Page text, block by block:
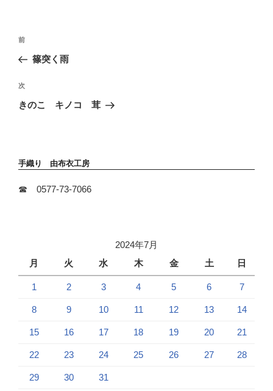
稿
ナ
ゲ
ー
前
の
稿
前
篠突く雨
次
の
次
きのこ キノコ 茸
手織り 由布衣工房
☎ 0577-73-7066
2024年7月
月
火 水 木 金 土 日
1 2 3 4 5 6 7
8 9 10 11 12 13 14
15 16 17 18 19 20 21
22 23 24 25 26 27 28
29 30 31